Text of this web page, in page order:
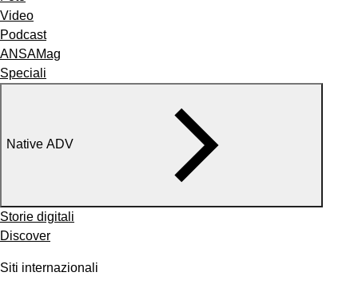
Video
Podcast
ANSAMag
Speciali
Native ADV
Storie digitali
Discover
Siti internazionali